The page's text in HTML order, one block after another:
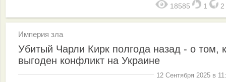
18585 1 2
Империя зла
Убитый Чарли Кирк полгода назад - о том,
выгоден конфликт на Украине
12 Сентября 2025 в